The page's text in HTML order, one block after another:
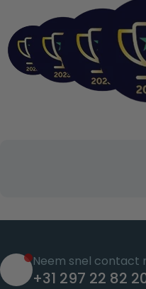
Neem snel contact
+31 297 22 82